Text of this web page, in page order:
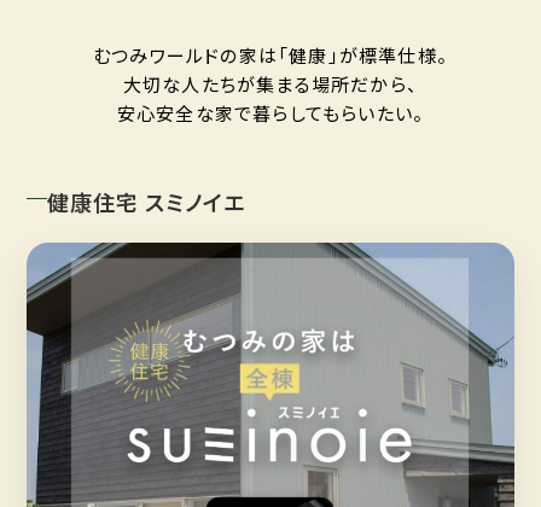
むつみワールドの家は「健康」が標準仕様。
大切な人たちが集まる場所だから、
安心安全な家で暮らしてもらいたい。
健康住宅 スミノイエ